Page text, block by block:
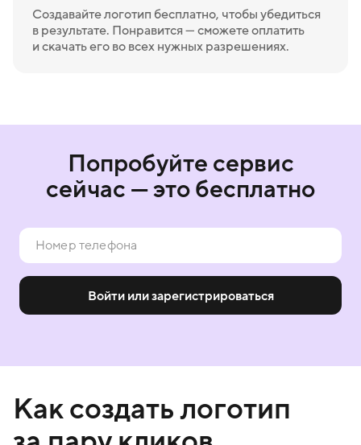
Создавайте логотип бесплатно, чтобы убедиться
в результате. Понравится — сможете оплатить
и скачать его во всех нужных разрешениях.
Попробуйте сервис
сейчас — это бесплатно
Войти или зарегистрироваться
Как создать логотип